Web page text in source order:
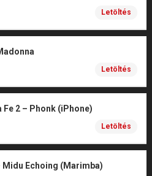
Letöltés
Letöltés
Fe 2 – Phonk (iPhone)
Letöltés
Midu Echoing (Marimba)